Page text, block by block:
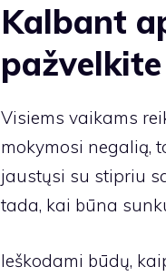
Kalbant
Visiems vaikams
mokymosi negalią,
jaustųsi su stipriu
tada, kai būna
Ieškodami būdų,